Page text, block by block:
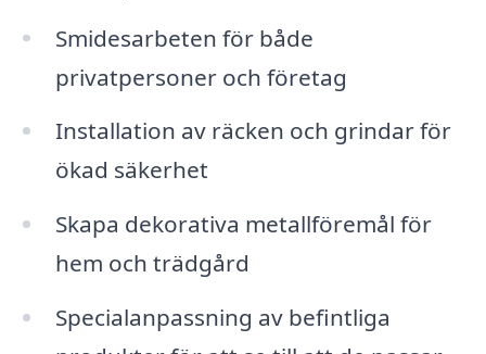
Smidesarbeten för både
privatpersoner och företag
Installation av räcken och grindar för
ökad säkerhet
Skapa dekorativa metallföremål för
hem och trädgård
Specialanpassning av befintliga